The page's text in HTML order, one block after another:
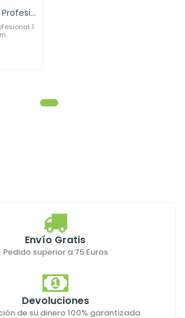
Cortacables "Hit" Profesional 1 Mano 190 mm.
1
Envío Gratis
Pedido superior a 75 Euros
Devoluciones
de su dinero 100% garantizada